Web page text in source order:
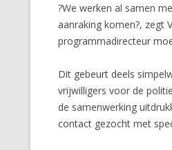
?We werken al samen
aanraking komen?, zegt
programmadirecteur
Dit gebeurt deels
vrijwilligers voor de
de samenwerking
contact gezocht met